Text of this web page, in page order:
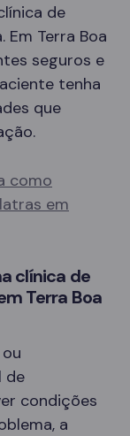
de
Terra Boa
seguros e
tenha
que
como
em
clínica de
Terra Boa
de
condições
a